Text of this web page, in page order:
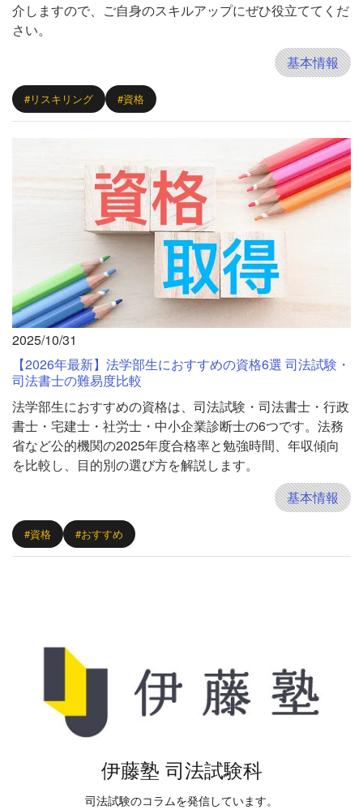
介しますので、ご自身のスキルアップにぜひ役立ててくだ
さい。
基本情報
#リスキリング #資格
2025/10/31
【2026年最新】法学部生におすすめの資格6選 司法試験・
司法書士の難易度比較
法学部生におすすめの資格は、司法試験・司法書士・行政
書士・宅建士・社労士・中小企業診断士の6つです。法務
省など公的機関の2025年度合格率と勉強時間、年収傾向
を比較し、目的別の選び方を解説します。
基本情報
#資格 #おすすめ
伊藤塾 司法試験科
司法試験のコラムを発信しています。